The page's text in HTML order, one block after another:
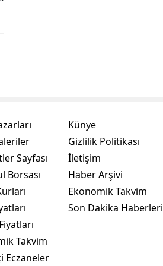
Sayfası
Borsası
Takvim
Eczaneler
Künye
Gizlilik Politikası
İletişim
Haber Arşivi
Ekonomik Takvim
Son Dakika Haberleri